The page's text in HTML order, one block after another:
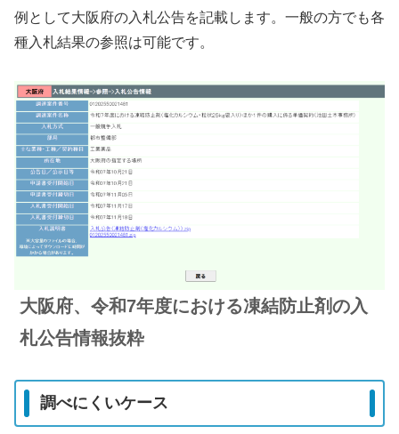
例として大阪府の入札公告を記載します。一般の方でも各
種入札結果の参照は可能です。
大阪府、令和7年度における凍結防止剤の入
札公告情報抜粋
調べにくいケース